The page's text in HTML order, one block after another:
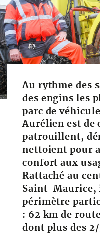
Au rythme des
des engins les
parc de
Aurélien est de
patrouillent,
nettoient pour
confort aux
Rattaché au
Saint-Maurice,
périmètre
: 62 km de
dont plus des